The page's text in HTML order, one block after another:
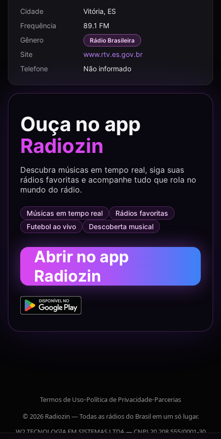
Cidade
Vitória, ES
Frequência
89.1 FM
Gênero
Rádio Brasileira
Site
www.rtv.es.gov.br
Telefone
Não informado
Ouça no app
Radiozin
Descubra músicas em tempo real, siga suas
rádios favoritas e acompanhe tudo que rola no
mundo do rádio.
Músicas em tempo real
Rádios favoritas
Futebol ao vivo
Descoberta musical
Abrir no app
Radiozin
Termos de Uso•Política de Privacidade•Parcerias
© 2026 Radiozin — Todas as rádios do Brasil em um só lugar.
W2 TECNOLOGIA EM SISTEMAS LTDA — CNPJ 20.208.555/0001-30